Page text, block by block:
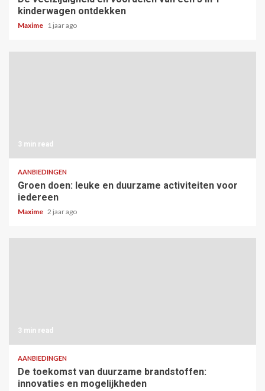
kinderwagen ontdekken
Maxime 1 jaar ago
3 min read
AANBIEDINGEN
Groen doen: leuke en duurzame activiteiten voor
iedereen
Maxime 2 jaar ago
3 min read
AANBIEDINGEN
De toekomst van duurzame brandstoffen:
innovaties en mogelijkheden